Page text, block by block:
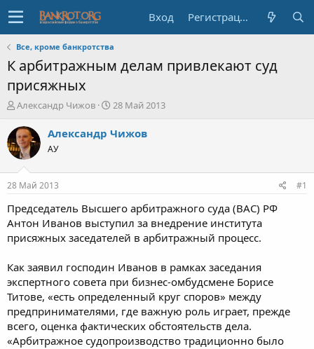
Вход Регистрация
Все, кроме банкротства
К арбитражным делам привлекают суд
присяжных
А
т
о
р
е
м
ы
Александр Чижов
Д
т
л
28 Май 2013
Александр Чижов
АУ
28 Май 2013 #1
Председатель Высшего арбитражного суда (ВАС) РФ
Антон Иванов выступил за внедрение института
присяжных заседателей в арбитражный процесс.
Как заявил господин Иванов в рамках заседания
экспертного совета при бизнес-омбудсмене Борисе
Титове, «есть определенный круг споров» между
предпринимателями, где важную роль играет, прежде
всего, оценка фактических обстоятельств дела.
«Арбитражное судопроизводство традиционно было